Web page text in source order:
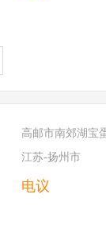
电议
高邮市南郊湖宝
江苏-扬州市